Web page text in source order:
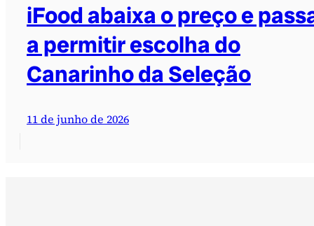
iFood abaixa o preço e
a permitir escolha do
Canarinho da Seleção
11 de junho de 2026